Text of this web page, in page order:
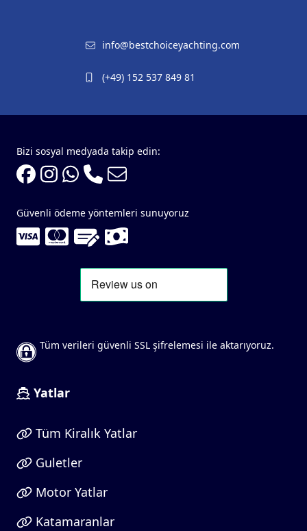
info@bestchoiceyachting.com
(+49) 152 537 849 81
Bizi sosyal medyada takip edin:
Güvenli ödeme yöntemleri sunuyoruz
Tüm verileri güvenli SSL şifrelemesi ile aktarıyoruz.
Yatlar
Tüm Kiralık Yatlar
Guletler
Motor Yatlar
Katamaranlar